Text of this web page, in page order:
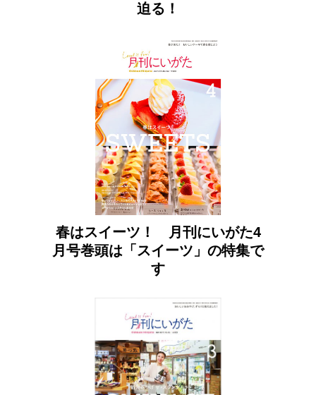
迫る！
春はスイーツ！ 月刊にいがた4
月号巻頭は「スイーツ」の特集で
す